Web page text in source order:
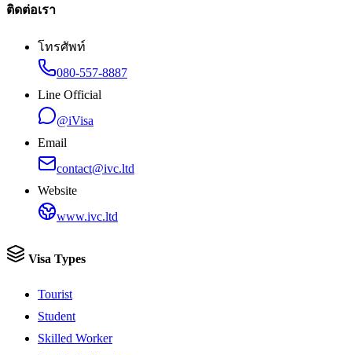
ติดต่อเรา
โทรศัพท์
080-557-8887
Line Official
@iVisa
Email
contact@ivc.ltd
Website
www.ivc.ltd
Visa Types
Tourist
Student
Skilled Worker